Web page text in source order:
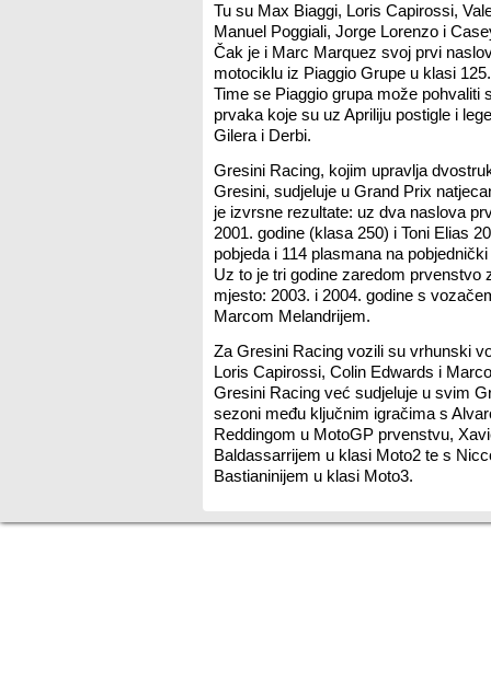
Tu su Max Biaggi, Loris Capirossi,
Manuel Poggiali, Jorge Lorenzo i
Čak je i Marc Marquez svoj prvi
motociklu iz Piaggio Grupe u klasi 125.
Time se Piaggio grupa može pohvaliti
prvaka koje su uz Apriliju postigle i
Gilera i Derbi.
Gresini Racing, kojim upravlja
Gresini, sudjeluje u Grand Prix
je izvrsne rezultate: uz dva naslova
2001. godine (klasa 250) i Toni Elias
pobjeda i 114 plasmana na pobjednički
Uz to je tri godine zaredom prvenstvo
mjesto: 2003. i 2004. godine s
Marcom Melandrijem.
Za Gresini Racing vozili su vrhunski
Loris Capirossi, Colin Edwards i
Gresini Racing već sudjeluje u svim
sezoni među ključnim igračima s
Reddingom u MotoGP prvenstvu,
Baldassarrijem u klasi Moto2 te s
Bastianinijem u klasi Moto3.